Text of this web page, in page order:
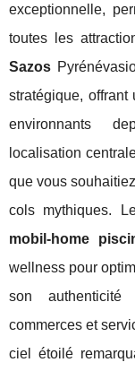
exceptionnelle,
toutes les
Sazos
stratégique,
environnants
localisation
que vous
cols mythiques.
mobil-home
wellness pour
son authenticité
commerces et
ciel étoilé